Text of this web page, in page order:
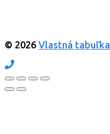
© 2026 Vlastná tabuľka